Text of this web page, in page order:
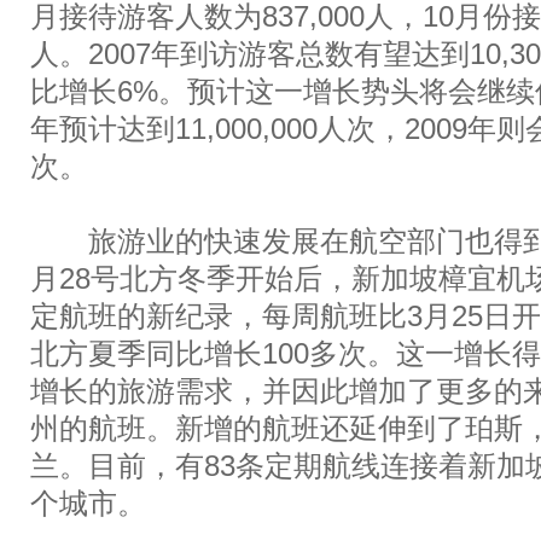
月接待游客人数为837,000人，10月份
人。2007年到访游客总数有望达到
比增长6%。预计这一增长势头将会继
年预计达到11,000,000人次，2009年则
次。
旅游业的快速发展在航空部门也得
月28号北方冬季开始后，新加坡樟宜机
定航班的新纪录，每周航班比3月25日
北方夏季同比增长100多次。这一增长
增长的旅游需求，并因此增加了更多的
州的航班。新增的航班还延伸到了珀斯
兰。目前，有83条定期航线连接着新加
个城市。